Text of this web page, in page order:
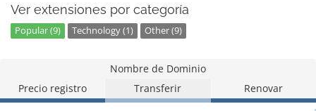
Ver extensiones por categoría
Popular (9) Technology (1) Other (9)
Nombre de Dominio
Precio registro
Transferir Renovar